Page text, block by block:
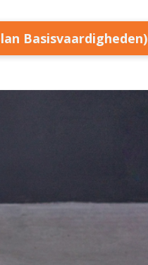
Basisvaardigheden)